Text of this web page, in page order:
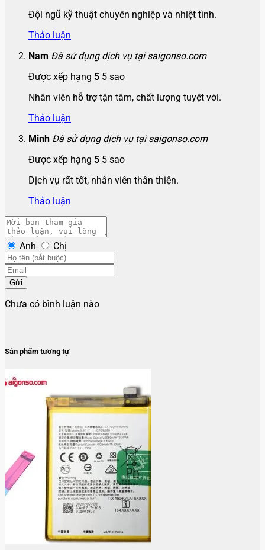
Đội ngũ kỹ thuật chuyên nghiệp và nhiệt tình.
Thảo luận
Nam Đã sử dụng dịch vụ tại saigonso.com
Được xếp hạng 5 5 sao
Nhân viên hỗ trợ tận tâm, chất lượng tuyệt vời.
Thảo luận
Minh Đã sử dụng dịch vụ tại saigonso.com
Được xếp hạng 5 5 sao
Dịch vụ rất tốt, nhân viên thân thiện.
Thảo luận
Anh Chị
Gửi
Chưa có bình luận nào
Sản phẩm tương tự